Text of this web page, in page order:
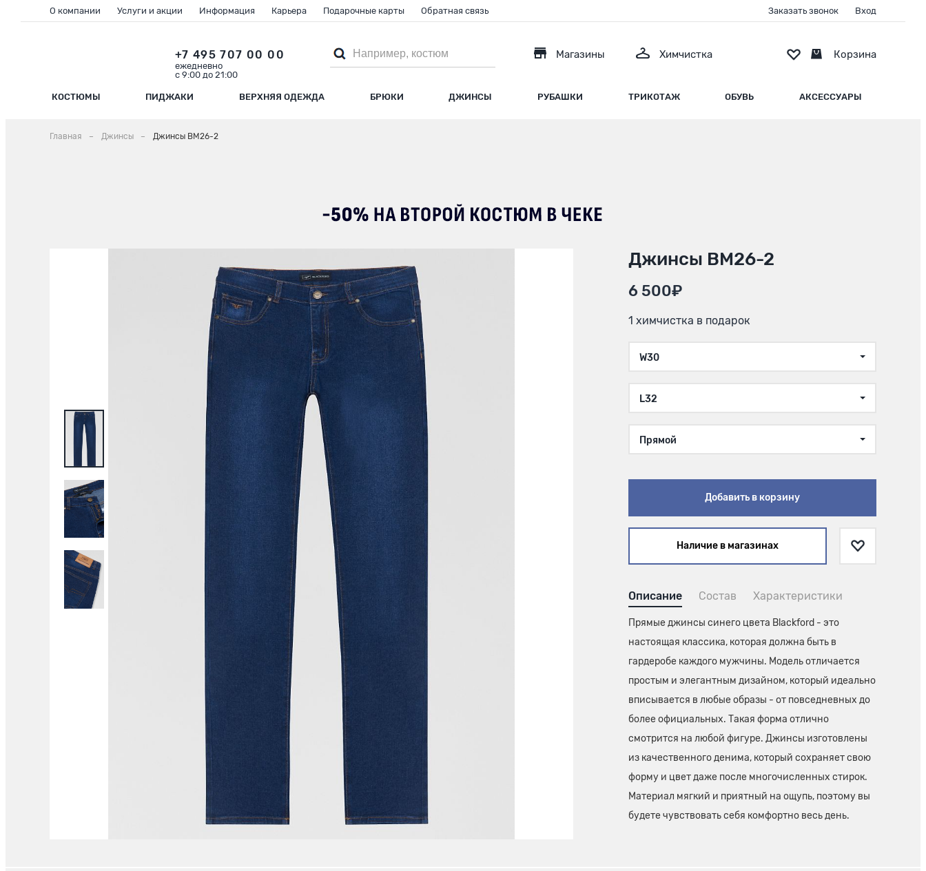
КОСТЮМЫ ПИДЖАКИ ВЕРХНЯЯ ОДЕЖДА БРЮКИ ДЖИНСЫ РУБАШКИ ТРИКОТАЖ ОБУВЬ АКСЕССУАРЫ
+7 495 707 00 00
ежедневно
с 9:00 до 21:00
Магазины Химчистка
О компании Услуги и акции Информация Карьера Подарочные карты Обратная связь Заказать звонок Вход
Корзина
Главная Джинсы Джинсы BM26-2
Джинсы BM26-2
6 500₽
1 химчистка в подарок
W30
L32
Прямой
Добавить в корзину
Наличие в магазинах
Описание Состав Характеристики
Прямые джинсы синего цвета Blackford - это
настоящая классика, которая должна быть в
гардеробе каждого мужчины. Модель отличается
простым и элегантным дизайном, который идеально
вписывается в любые образы - от повседневных до
более официальных. Такая форма отлично
смотрится на любой фигуре. Джинсы изготовлены
из качественного денима, который сохраняет свою
форму и цвет даже после многочисленных стирок.
Материал мягкий и приятный на ощупь, поэтому вы
будете чувствовать себя комфортно весь день.